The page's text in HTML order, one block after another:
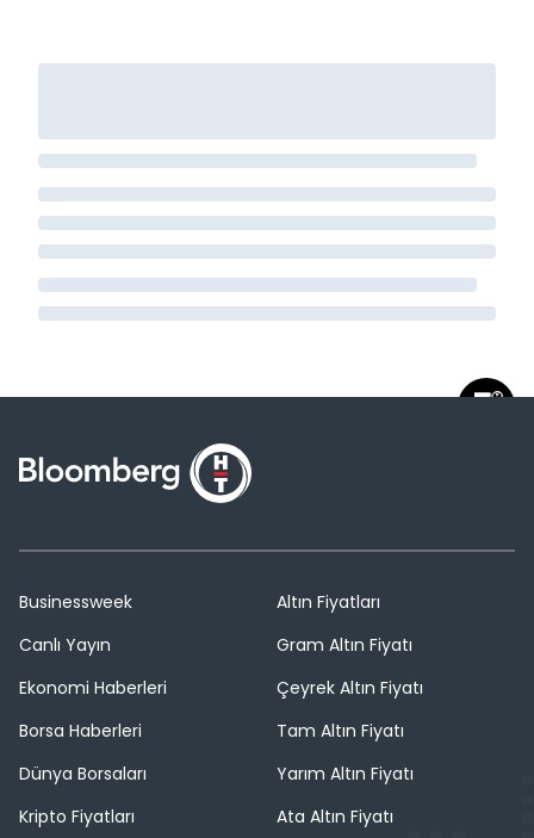
Businessweek
Canlı Yayın
Ekonomi Haberleri
Borsa Haberleri
Dünya Borsaları
Kripto Fiyatları
Altın Fiyatları
Gram Altın Fiyatı
Çeyrek Altın Fiyatı
Tam Altın Fiyatı
Yarım Altın Fiyatı
Ata Altın Fiyatı